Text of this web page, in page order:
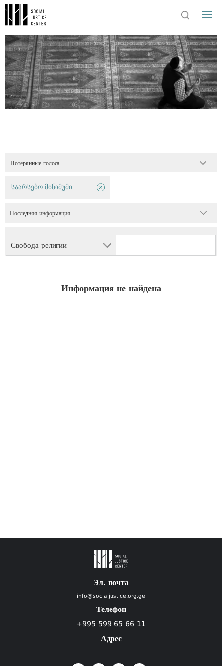
Потерянные голоса
Свобода религии
საარსებო მინიმუმი
Последняя информация
Информация не найдена
Эл. почта
info@socialjustice.org.ge
Телефон
+995 599 65 66 11
Адрес